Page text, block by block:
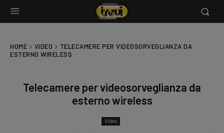
HOME VIDEO
TELECAMERE PER VIDEOSORVEGLIANZA DA
ESTERNO WIRELESS
Telecamere per videosorveglianza da
esterno wireless
Video